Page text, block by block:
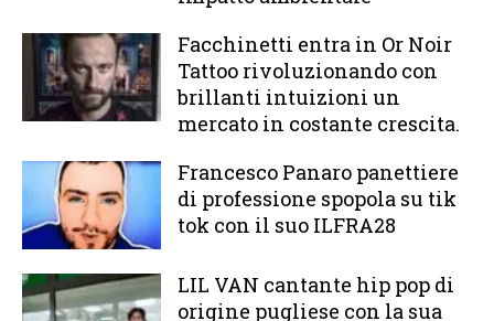
Facchinetti entra in Or Noir
Tattoo rivoluzionando con
brillanti intuizioni un
mercato in costante crescita.
Francesco Panaro panettiere
di professione spopola su tik
tok con il suo ILFRA28
LIL VAN cantante hip pop di
origine pugliese con la sua